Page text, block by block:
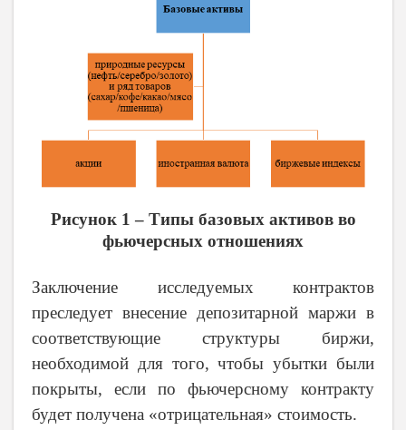
Рисунок 1 – Типы базовых активов во
фьючерсных отношениях
Заключение исследуемых контрактов
преследует внесение депозитарной маржи в
соответствующие структуры биржи,
необходимой для того, чтобы убытки были
покрыты, если по фьючерсному контракту
будет получена «отрицательная» стоимость.